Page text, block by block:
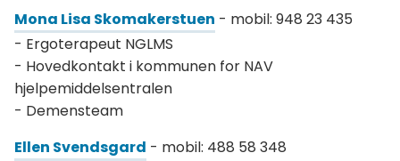
Mona Lisa Skomakerstuen - mobil: 948 23 435
- Ergoterapeut NGLMS
- Hovedkontakt i kommunen for NAV
hjelpemiddelsentralen
- Demensteam
Ellen Svendsgard - mobil: 488 58 348